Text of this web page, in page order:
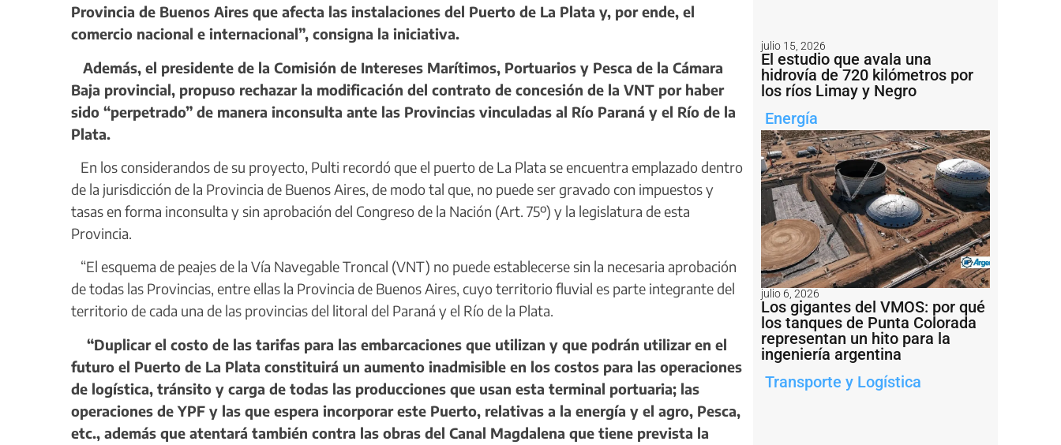
Provincia de Buenos Aires que afecta las instalaciones del Puerto de La Plata y, por ende, el
comercio nacional e internacional”, consigna la iniciativa.
Además, el presidente de la Comisión de Intereses Marítimos, Portuarios y Pesca de la Cámara
Baja provincial, propuso rechazar la modificación del contrato de concesión de la VNT por haber
sido “perpetrado” de manera inconsulta ante las Provincias vinculadas al Río Paraná y el Río de la
Plata.
En los considerandos de su proyecto, Pulti recordó que el puerto de La Plata se encuentra emplazado dentro
de la jurisdicción de la Provincia de Buenos Aires, de modo tal que, no puede ser gravado con impuestos y
tasas en forma inconsulta y sin aprobación del Congreso de la Nación (Art. 75º) y la legislatura de esta
Provincia.
“El esquema de peajes de la Vía Navegable Troncal (VNT) no puede establecerse sin la necesaria aprobación
de todas las Provincias, entre ellas la Provincia de Buenos Aires, cuyo territorio fluvial es parte integrante del
territorio de cada una de las provincias del litoral del Paraná y el Río de la Plata.
“Duplicar el costo de las tarifas para las embarcaciones que utilizan y que podrán utilizar en el
futuro el Puerto de La Plata constituirá un aumento inadmisible en los costos para las operaciones
de logística, tránsito y carga de todas las producciones que usan esta terminal portuaria; las
operaciones de YPF y las que espera incorporar este Puerto, relativas a la energía y el agro, Pesca,
etc., además que atentará también contra las obras del Canal Magdalena que tiene prevista la
julio 15, 2026
El estudio que avala una
hidrovía de 720 kilómetros por
los ríos Limay y Negro
Energía
julio 6, 2026
Los gigantes del VMOS: por qué
los tanques de Punta Colorada
representan un hito para la
ingeniería argentina
Transporte y Logística